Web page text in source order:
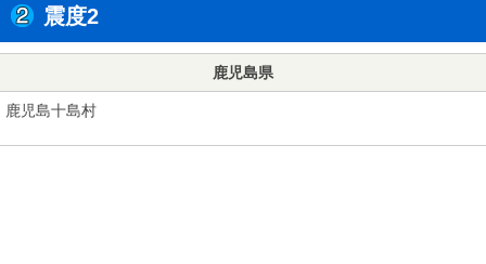
震度2
鹿児島県
鹿児島十島村